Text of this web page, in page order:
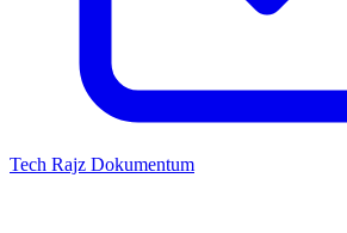
Tech Rajz Dokumentum